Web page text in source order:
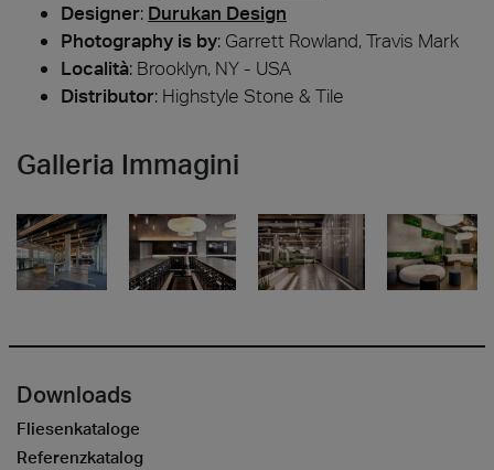
Designer: Durukan Design
Photography is by: Garrett Rowland, Travis Mark
Località: Brooklyn, NY - USA
Distributor: Highstyle Stone & Tile
Galleria Immagini
Downloads
Fliesenkataloge
Referenzkatalog